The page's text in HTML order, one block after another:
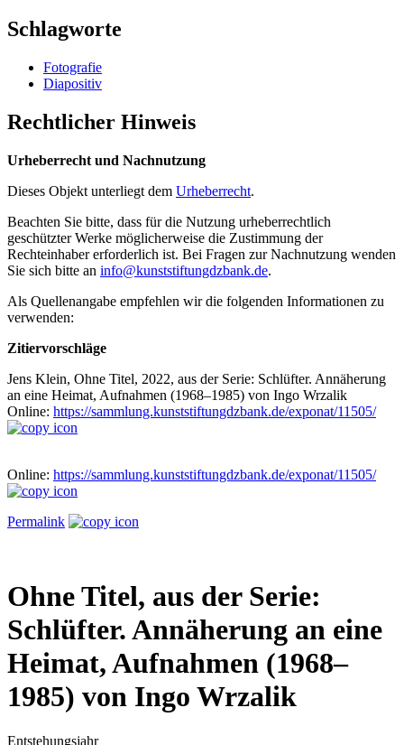
Schlagworte
Fotografie
Diapositiv
Rechtlicher Hinweis
Urheberrecht und Nachnutzung
Dieses Objekt unterliegt dem Urheberrecht.
Beachten Sie bitte, dass für die Nutzung urheberrechtlich
geschützter Werke möglicherweise die Zustimmung der
Rechteinhaber erforderlich ist. Bei Fragen zur Nachnutzung wenden
Sie sich bitte an info@kunststiftungdzbank.de.
Als Quellenangabe empfehlen wir die folgenden Informationen zu
verwenden:
Zitiervorschläge
Jens Klein, Ohne Titel, 2022, aus der Serie: Schlüfter. Annäherung
an eine Heimat, Aufnahmen (1968–1985) von Ingo Wrzalik
Online: https://sammlung.kunststiftungdzbank.de/exponat/11505/
Online: https://sammlung.kunststiftungdzbank.de/exponat/11505/
Permalink
Ohne Titel, aus der Serie:
Schlüfter. Annäherung an eine
Heimat, Aufnahmen (1968–
1985) von Ingo Wrzalik
Entstehungsjahr